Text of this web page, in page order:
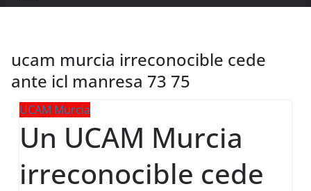
ucam murcia irreconocible cede
ante icl manresa 73 75
UCAM Murcia
Un UCAM Murcia
irreconocible cede